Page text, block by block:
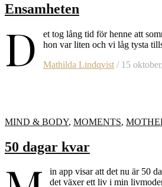
Ensamheten
D
et tog lång tid för henne att
hon var liten och vi låg tysta
Mathilda Lindqvist / 15
MIND & BODY, MOMENTS,
50 dagar kvar
in app visar att det nu är 50
det växer ett liv i min